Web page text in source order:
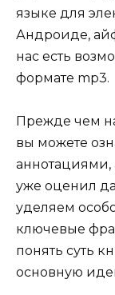
языке для
Андроиде,
нас есть
формате mp3.
Прежде чем
вы можете
аннотациями,
уже оценил
уделяем
ключевые
понять суть
основную